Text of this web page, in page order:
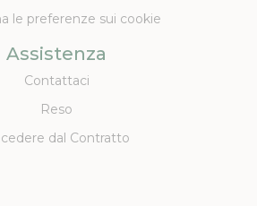
le preferenze sui cookie
Assistenza
Contattaci
Reso
dal Contratto